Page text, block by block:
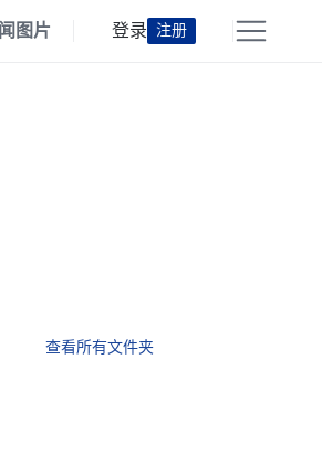
图片 登录 注册
查看所有文件夹